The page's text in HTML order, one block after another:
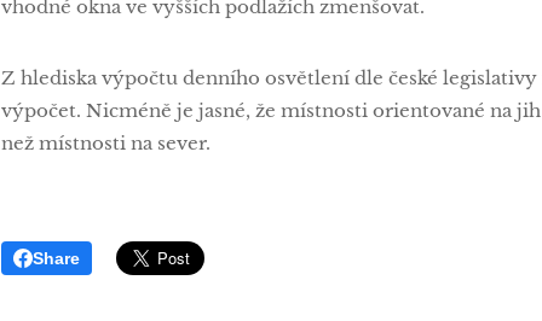
vhodné okna ve vyšších podlažích zmenšovat.
Z hlediska výpočtu denního osvětlení dle české
výpočet. Nicméně je jasné, že místnosti orientované na
než místnosti na sever.
Share